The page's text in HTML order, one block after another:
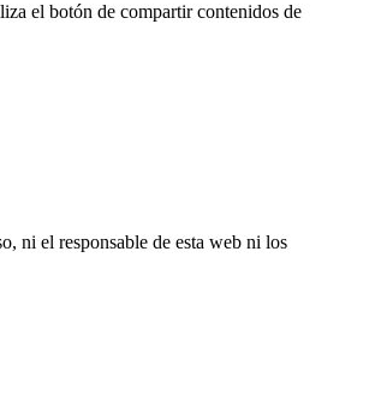
el botón de compartir contenidos de
ni el responsable de esta web ni los